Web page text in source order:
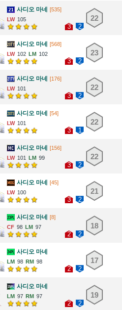
사디오 마네
[535]
105
3 2
22
사디오 마네
[568]
102
102
3 2
23
사디오 마네
[176]
101
3 2
22
사디오 마네
[54]
101
3 1
22
사디오 마네
[156]
101
99
3 2
22
사디오 마네
[45]
100
3 2
21
사디오 마네
[8]
98
97
2 2
18
사디오 마네
98 98
2 2
17
사디오 마네
97 97
2 2
19